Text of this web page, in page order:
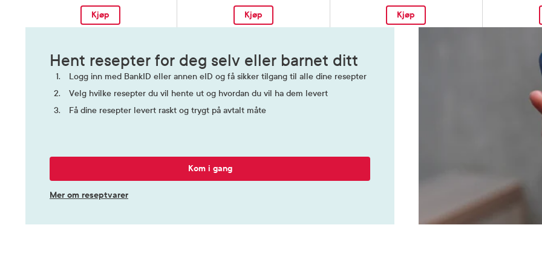
Kjøp Kjøp Kjøp
Hent resepter for deg selv eller barnet ditt
Logg inn med BankID eller annen eID og få sikker tilgang til alle dine resepter
Velg hvilke resepter du vil hente ut og hvordan du vil ha dem levert
Få dine resepter levert raskt og trygt på avtalt måte
Kom i gang
Mer om reseptvarer